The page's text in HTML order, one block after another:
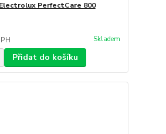
PerfectCare 800
Skladem
Přidat do košíku